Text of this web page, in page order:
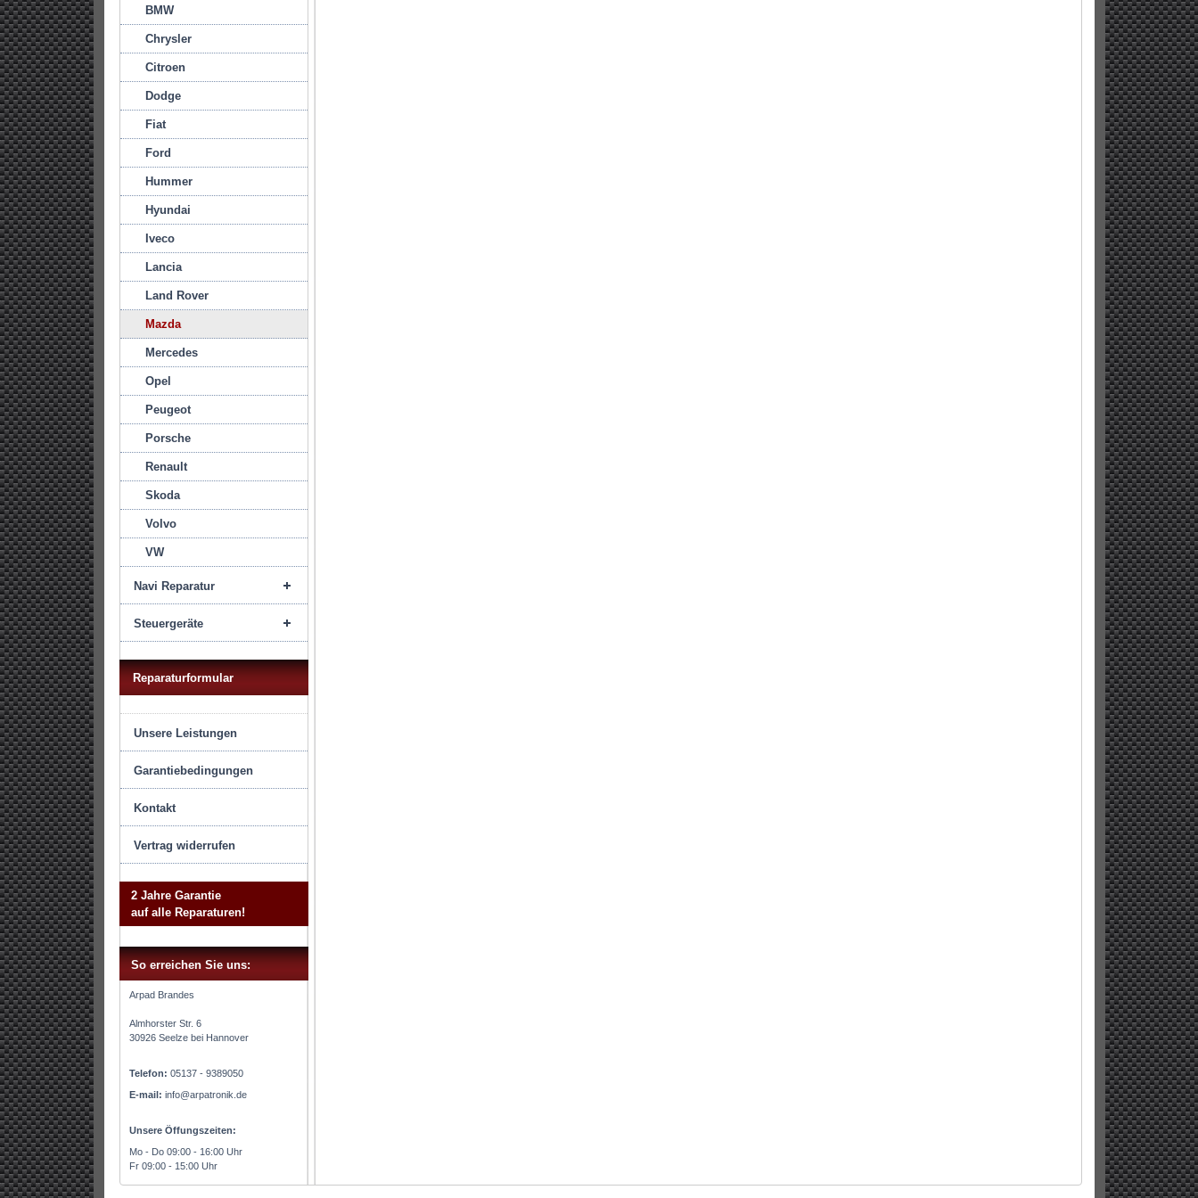
BMW
Chrysler
Citroen
Dodge
Fiat
Ford
Hummer
Hyundai
Iveco
Lancia
Land Rover
Mazda
Mercedes
Opel
Peugeot
Porsche
Renault
Skoda
Volvo
VW
Navi Reparatur
Steuergeräte
Reparaturformular
Unsere Leistungen
Garantiebedingungen
Kontakt
Vertrag widerrufen
2 Jahre Garantie
auf alle Reparaturen!
So erreichen Sie uns:
Arpad Brandes
Almhorster Str. 6
30926 Seelze bei Hannover
Telefon: 05137 - 9389050
E-mail: info@arpatronik.de
Unsere Öffungszeiten:
Mo - Do 09:00 - 16:00 Uhr
Fr 09:00 - 15:00 Uhr